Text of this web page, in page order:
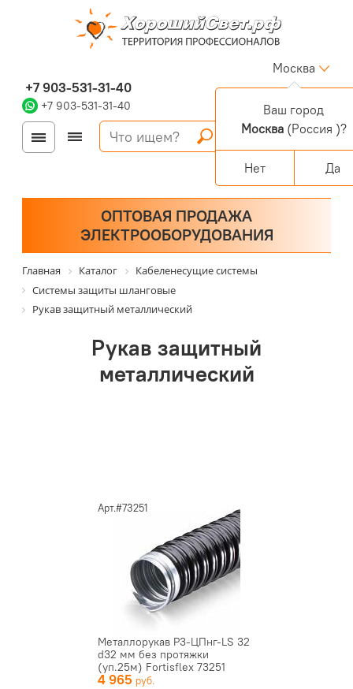
+7 903-531-31-40
+7 903-531-31-40
Москва
Войти
Регистрация
Персональный раздел
ОПТОВАЯ ПРОДАЖА
ЭЛЕКТРООБОРУДОВАНИЯ
Главная Каталог
Кабеленесущие системы
Системы защиты шланговые
Рукав защитный металлический
Рукав защитный
металлический
Арт.#73251
Металлорукав Р3-ЦПнг-LS 32
d32 мм без протяжки
(уп.25м) Fortisflex 73251
4 965
Ваш город
Москва(Россия )?
Нет Да